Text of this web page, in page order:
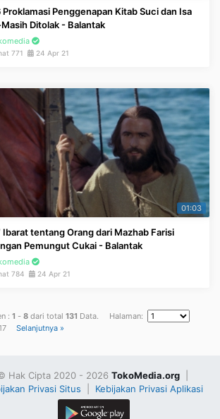
Proklamasi Penggenapan Kitab Suci dan Isa
Ditolak - Balantak
771 24 Apr 21
01:03
Ibarat tentang Orang dari Mazhab Farisi
Pemungut Cukai - Balantak
784 24 Apr 21
: 1 - 8 dari total 131 Data. Halaman:
Selanjutnya »
Hak Cipta 2020 - 2026 TokoMedia.org|
Privasi Situs
Kebijakan Privasi Aplikasi